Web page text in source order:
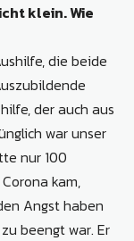
klein. Wie
die beide
der auch aus
war unser
nur 100
kam,
Angst haben
beengt war. Er